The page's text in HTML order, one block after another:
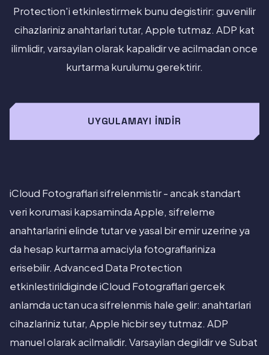
Protection'i etkinlestirmek bunu degistirir: guvenilir
cihazlariniz anahtarlari tutar, Apple tutmaz. ADP kat
ilimlidir, varsayilan olarak kapalidir ve acilmadan once
kurtarma kurulumu gerektirir.
UYGULAMAYI İNDIR
iCloud Fotograflari sifrelenmistir - ancak standart
veri korumasi kapsaminda Apple, sifreleme
anahtarlarini elinde tutar ve yasal bir emir uzerine ya
da hesap kurtarma amaciyla fotograflariniza
erisebilir. Advanced Data Protection
etkinlestirildiginde iCloud Fotograflari gercek
anlamda uctan uca sifrelenmis hale gelir: anahtarlari
cihazlariniz tutar, Apple hicbir sey tutmaz. ADP
manuel olarak acilmalidir. Varsayilan degildir ve Subat